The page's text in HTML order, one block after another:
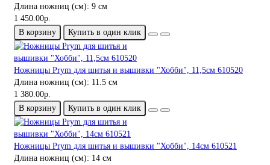
Длина ножниц (см): 9 см
1 450.00р.
В корзину
Купить в один клик
Ножницы Prym для шитья и вышивки "Хобби", 11,5см 610520
Длина ножниц (см): 11.5 см
1 380.00р.
В корзину
Купить в один клик
Ножницы Prym для шитья и вышивки "Хобби", 14см 610521
Длина ножниц (см): 14 см